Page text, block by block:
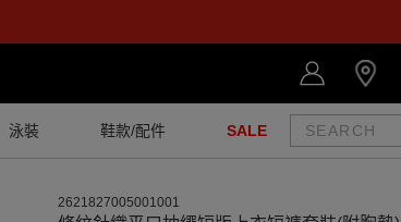
泳裝 鞋款/配件 SALE
2621827005001001